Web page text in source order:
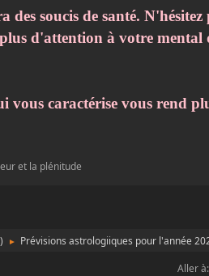
soucis de santé.
d'attention à votre
caractérise vous rend
et la plénitude
) ►
Prévisions astrologiiques pour l'année
Aller à